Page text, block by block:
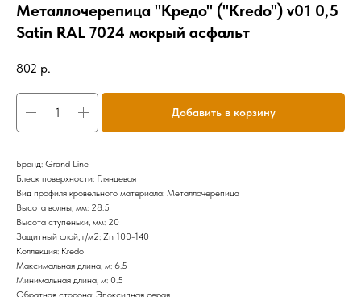
Металлочерепица "Кредо" ("Kredo") v01 0,5
Satin RAL 7024 мокрый асфальт
802 р.
Добавить в корзину
Бренд: Grand Line
Блеск поверхности: Глянцевая
Вид профиля кровельного материала: Металлочерепица
Высота волны, мм: 28.5
Высота ступеньки, мм: 20
Защитный слой, г/м2: Zn 100-140
Коллекция: Kredo
Максимальная длина, м: 6.5
Минимальная длина, м: 0.5